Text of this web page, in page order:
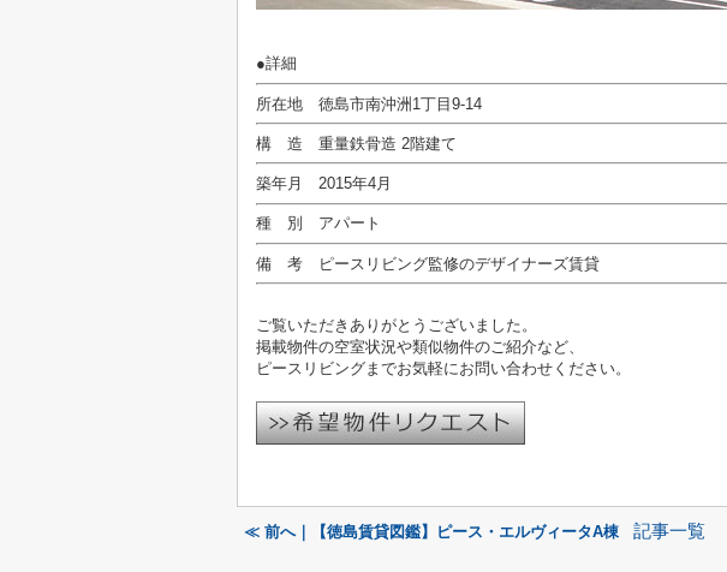
●詳細
所在地 徳島市南沖洲1丁目9-14
構 造 重量鉄骨造 2階建て
築年月 2015年4月
種 別 アパート
備 考 ピースリビング監修のデザイナーズ賃貸
ご覧いただきありがとうございました。
掲載物件の空室状況や類似物件のご紹介など、
ピースリビングまでお気軽にお問い合わせください。
≪ 前へ｜【徳島賃貸図鑑】ピース・エルヴィータA棟 記事一覧